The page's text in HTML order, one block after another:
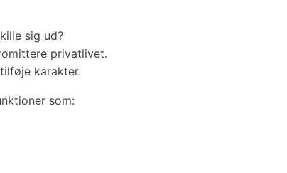
sig ud?
privatlivet.
karakter.
som: